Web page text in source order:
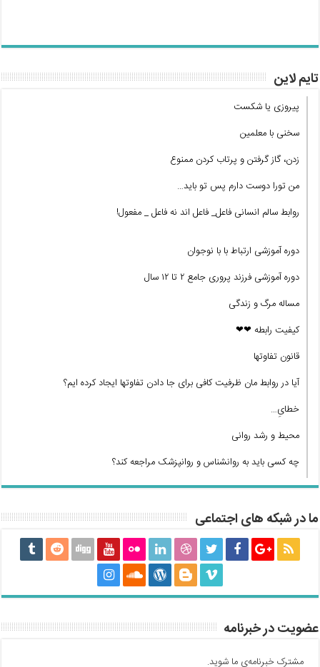
تایم لاین
پیروزی یا شکست
سخنی با معلمین
زدن، گاز گرفتن و پرتاب کردن ممنوع
من تورا دوست دارم پس تو باید…
روابط سالم انسانی فاعل_ فاعل اند نه فاعل _ مفعول!
دوره آموزشی ارتباط با با نوجوان
دوره آموزشی فرزند پروری جامع ۲ تا ۱۲ سال
مساله مرگ و زندگی
کیفیت رابطه ❤❤
قانون تفاوتها
آیا در روابط مان ظرفیت کافی برای جا دادن تفاوتها ایجاد کرده ایم؟
خطایِ…
محیط و رشد روانی
چه کسی باید به روانشناس و روانپزشک مراجعه کند؟
ما در شبکه های اجتماعی
عضویت در خبرنامه
مشترک خبرنامه‌ی ما شوید.